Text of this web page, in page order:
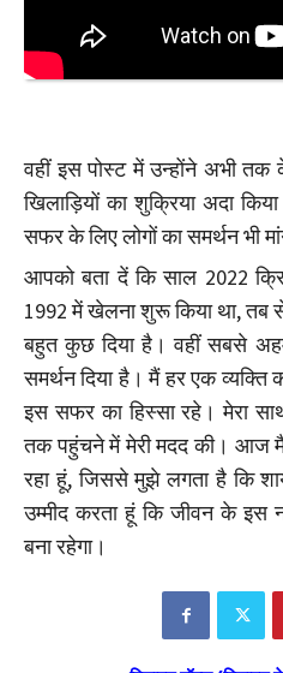
वहीं इस पोस्ट में उन्होंने अभी
खिलाड़ियों का शुक्रिया अदा
सफर के लिए लोगों का समर्थन भी
आपको बता दें कि साल 2022
1992 में खेलना शुरू किया था,
बहुत कुछ दिया है। वहीं सबसे
समर्थन दिया है। मैं हर एक व्यक्ति
इस सफर का हिस्सा रहे। मेरा
तक पहुंचने में मेरी मदद की। आज
रहा हूं, जिससे मुझे लगता है कि
उम्मीद करता हूं कि जीवन के इस
बना रहेगा।